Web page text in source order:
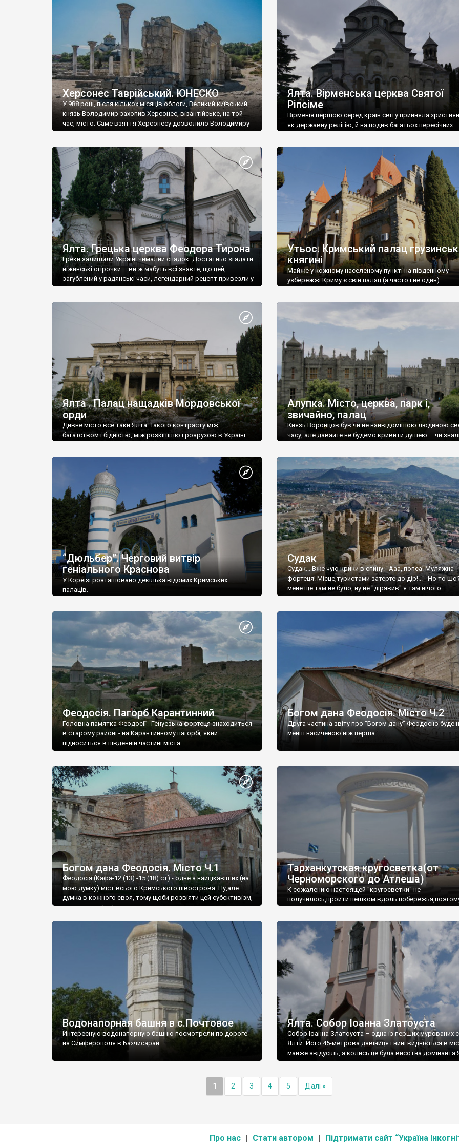
візантійської доби. Раритети викрадені з фондів об’єкту
культурної спадщини ЮНЕСКО «Херсонеса Таврійського».
Офіційно – на виставку «Золото Візантії», але експерти та
влада в Україні вважають це лише […]
називаються «повстяками» (postaki)…” “Вино. Крим
виробляє відмінне вино і його вдосталь: воно все
легке біле і дуже […]
Херсонес Таврійський. ЮНЕСКО
У 988 році, після кількох місяців облоги, Великий київський
князь Володимир захопив Херсонес, візантійське, на той
час, місто. Саме взяття Херсонесу дозволило Володимиру
диктувати свої умови візантійському імператору Василю ІІ,
Херсонесі Володимир-язичник, став Василем-
християнином. А потім було Хрещення Русі. На честь
Херсонесу Таврійського названо місто […]
Ялта. Вірменська церква Святої
Ріпсіме
Вірменія першою серед країн світу прийняла
як державну релігію, й на подив багатьох пересічних
Ялта. Грецька церква Феодора Тирона
Греки залишили Україні чималий спадок. Достатньо згадати
ніжинські огірочки – ви ж мабуть всі знаєте, що цей,
загублений у радянські часи, легендарний рецепт привезли у
Ніжин греки?
Утьос. Кримський палац
княгині
Майже у кожному населеному пункті на південному
узбережжі Криму є свій палац (а часто і не один).
Ялта . Палац нащадків Мордовської
орди
Дивне місто все таки Ялта. Такого контрасту між
багатством і бідністю, між розкішшю і розрухою в Україні
Алупка. Місто, церква, парк і,
звичайно, палац
Князь Воронцов був чи не найвідомішою людиною
часу, але давайте не будемо кривити душею – чи
“Дюльбер”. Черговий витвір
геніального Краснова
У Кореїзі розташовано декілька відомих Кримських
палаців.
Судак
Судак... Вже чую крики в спину: "Ааа, попса! Муляжна
фортеця! Місце,туристами затерте до дір!..." Но то
мене ще там не було, ну не "дірявив" я там нічого...
принаймні до цього літа.
Феодосія. Пагорб Карантинний
Головна памятка Феодосії - Генуезька фортеця знаходиться
в старому районі - на Карантинному пагорбі, який
підноситься в південній частині міста.
Богом дана Феодосія. Місто Ч.2
Друга частина звіту про "Богом дану" Феодосію буде
менш насиченою ніж перша.
Богом дана Феодосія. Місто Ч.1
Феодосія (Кафа-12 (13) -15 (18) ст) - одне з найцікавіших (на
мою думку) міст всього Кримського півострова .Ну,але
думка в кожного своя, тому щоби розвіяти цей субєктивізм,
запрошую відвідати це
Тарханкутская кругосветка(от
Черноморского до Атлеша)
К сожалению настоящей "кругосветки" не
получилось,пройти пешком вдоль
Водонапорная башня в с.Почтовое
Интересную водонапорную башню посмотрели по дороге
из Симферополя в Бахчисарай.
Ялта. Собор Іоанна Златоуста
Собор Іоанна Златоуста – одна із перших мурованих
Ялти. Його 45-метрова дзвіниця і нині видніється в
майже звідусіль, а колись це була висотна домінанта
1 2 3 4 5 Далі »
Про нас Стати автором Підтримати сайт “Україна